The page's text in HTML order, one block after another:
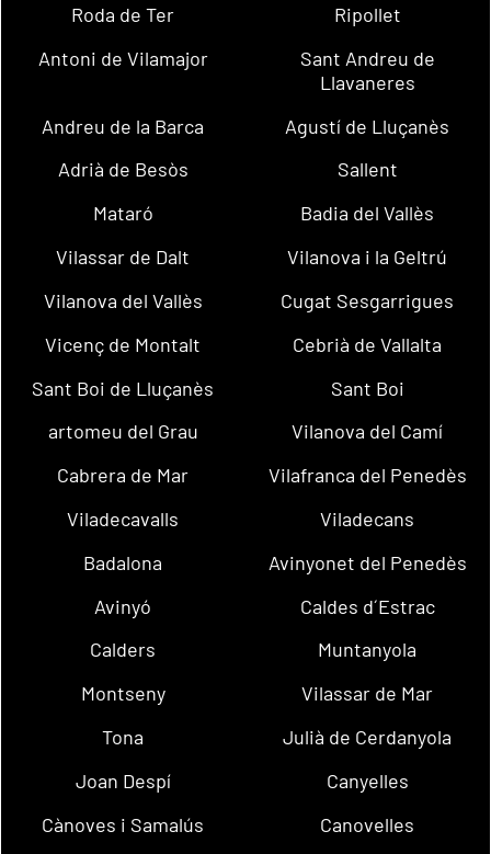
Roda de Ter
Ripollet
Antoni de Vilamajor
Sant Andreu de
Llavaneres
Andreu de la Barca
Agustí de Lluçanès
Adrià de Besòs
Sallent
Mataró
Badia del Vallès
Vilassar de Dalt
Vilanova i la Geltrú
Vilanova del Vallès
Cugat Sesgarrigues
Vicenç de Montalt
Cebrià de Vallalta
Sant Boi de Lluçanès
Sant Boi
artomeu del Grau
Vilanova del Camí
Cabrera de Mar
Vilafranca del Penedès
Viladecavalls
Viladecans
Badalona
Avinyonet del Penedès
Avinyó
Caldes d´Estrac
Calders
Muntanyola
Montseny
Vilassar de Mar
Tona
Julià de Cerdanyola
Joan Despí
Canyelles
Cànoves i Samalús
Canovelles